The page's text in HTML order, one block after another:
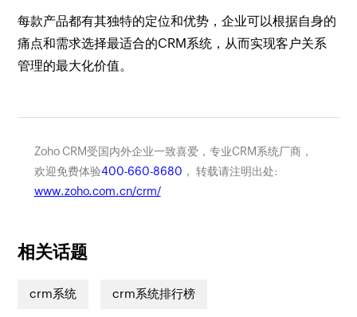
每款产品都有其独特的定位和优势，企业可以根据自身的
痛点和需求选择最适合的CRM系统，从而实现客户关系
管理的最大化价值。
Zoho CRM受国内外企业一致喜爱，专业CRM系统厂商，
欢迎免费体验400-660-8680 ， 转载请注明出处:
www.zoho.com.cn/crm/
相关话题
crm系统 crm系统排行榜